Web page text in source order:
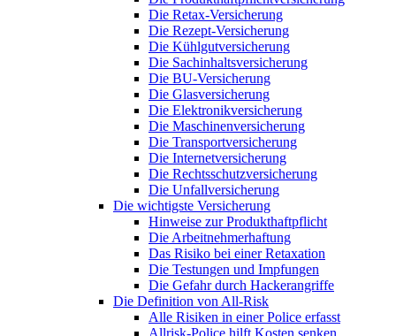
Die Retax-Versicherung
Die Rezept-Versicherung
Die Kühlgutversicherung
Die Sachinhaltsversicherung
Die BU-Versicherung
Die Glasversicherung
Die Elektronikversicherung
Die Maschinenversicherung
Die Transportversicherung
Die Internetversicherung
Die Rechtsschutzversicherung
Die Unfallversicherung
Die wichtigste Versicherung
Hinweise zur Produkthaftpflicht
Die Arbeitnehmerhaftung
Das Risiko bei einer Retaxation
Die Testungen und Impfungen
Die Gefahr durch Hackerangriffe
Die Definition von All-Risk
Alle Risiken in einer Police erfasst
Allrisk-Police hilft Kosten senken